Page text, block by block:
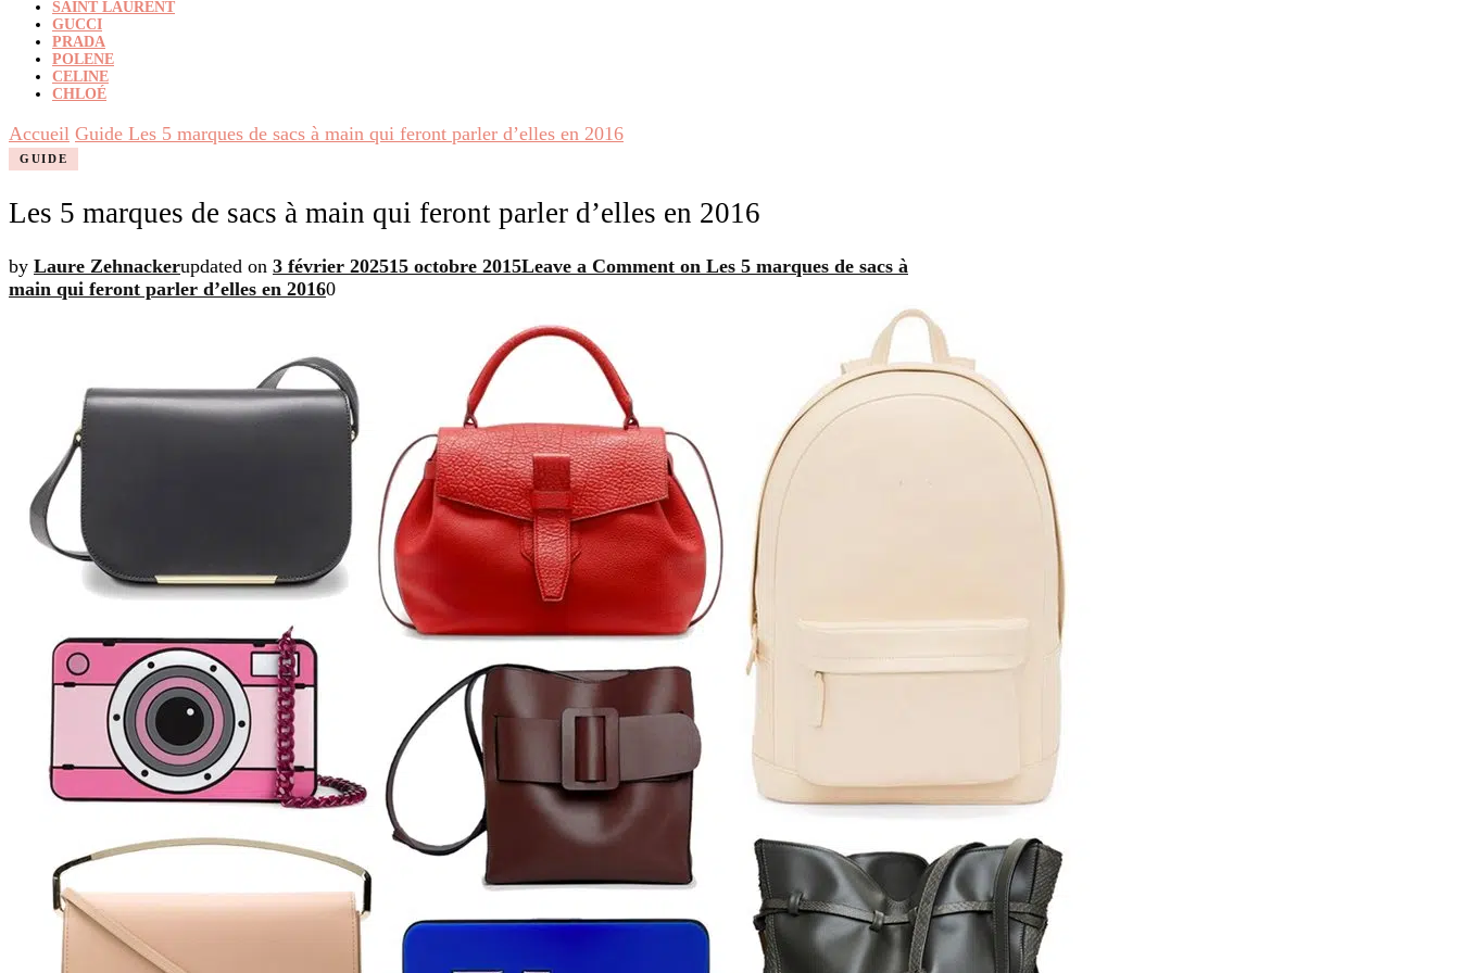
SAINT LAURENT
GUCCI
PRADA
POLENE
CELINE
CHLOÉ
Accueil Guide Les 5 marques de sacs à main qui feront parler d’elles en 2016
GUIDE
Les 5 marques de sacs à main qui feront parler d’elles en 2016
by Laure Zehnackerupdated on 3 février 202515 octobre 2015Leave a Comment on Les 5 marques de sacs à
main qui feront parler d’elles en 20160